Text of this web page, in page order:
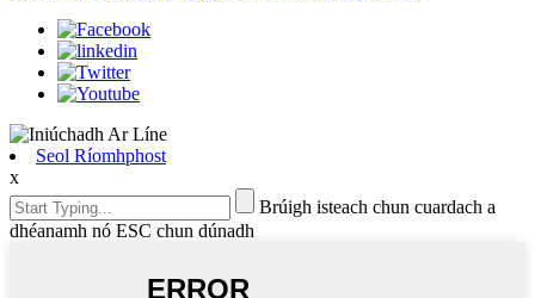
Seol Ríomhphost
x
Brúigh isteach chun cuardach a
dhéanamh nó ESC chun dúnadh